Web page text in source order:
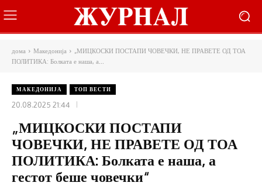
дома Македонија
„МИЦКОСКИ ПОСТАПИ ЧОВЕЧКИ, НЕ ПРАВЕТЕ ОД ТОА
ПОЛИТИКА: Болката е наша, а...
МАКЕДОНИЈА ТОП ВЕСТИ
20.08.2025 21:44
„МИЦКОСКИ ПОСТАПИ
ЧОВЕЧКИ, НЕ ПРАВЕТЕ ОД ТОА
ПОЛИТИКА: Болката е наша, а
гестот беше човечки“